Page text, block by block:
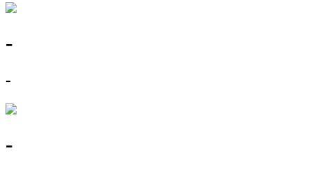
-
-
-